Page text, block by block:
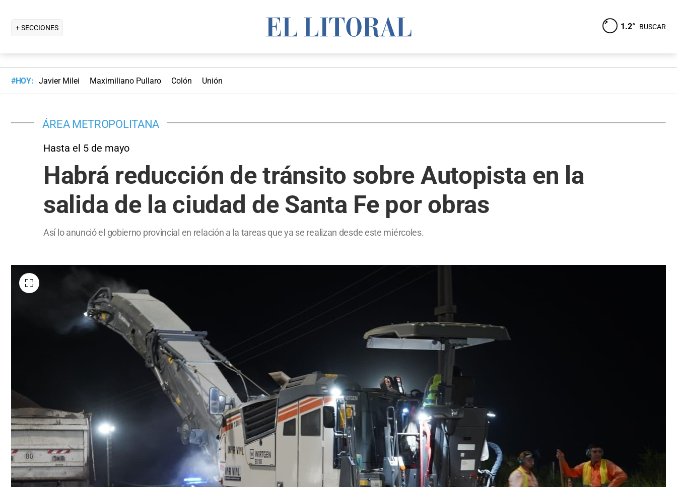
+ SECCIONES 1.2° BUSCAR
#HOY: Javier Milei Maximiliano Pullaro Colón Unión
ÁREA METROPOLITANA
Hasta el 5 de mayo
Habrá reducción de tránsito sobre Autopista en la
salida de la ciudad de Santa Fe por obras
Así lo anunció el gobierno provincial en relación a la tareas que ya se realizan desde este miércoles.